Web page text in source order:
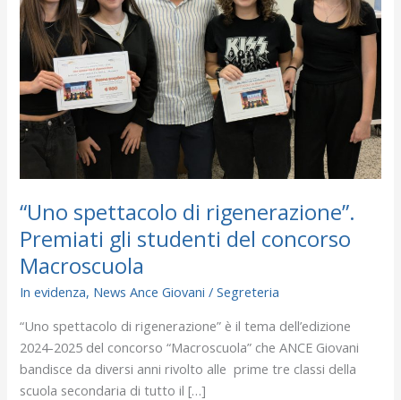
“Uno spettacolo di rigenerazione”.
Premiati gli studenti del concorso
Macroscuola
In evidenza, News Ance Giovani /Segreteria
“Uno spettacolo di rigenerazione” è il tema dell’edizione
2024-2025 del concorso “Macroscuola” che ANCE Giovani
bandisce da diversi anni rivolto alle prime tre classi della
scuola secondaria di tutto il […]
gli
studenti
del
concorso
Macroscuola